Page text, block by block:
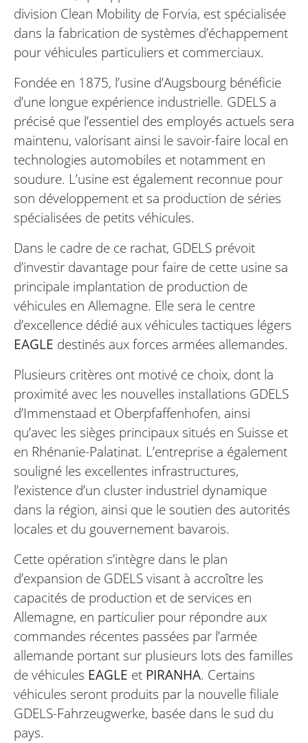
division Clean Mobility de Forvia, est spécialisée
dans la fabrication de systèmes d’échappement
pour véhicules particuliers et commerciaux.
Fondée en 1875, l’usine d’Augsbourg bénéficie
d’une longue expérience industrielle. GDELS a
précisé que l’essentiel des employés actuels sera
maintenu, valorisant ainsi le savoir-faire local en
technologies automobiles et notamment en
soudure. L’usine est également reconnue pour
son développement et sa production de séries
spécialisées de petits véhicules.
Dans le cadre de ce rachat, GDELS prévoit
d’investir davantage pour faire de cette usine sa
principale implantation de production de
véhicules en Allemagne. Elle sera le centre
d’excellence dédié aux véhicules tactiques légers
EAGLE destinés aux forces armées allemandes.
Plusieurs critères ont motivé ce choix, dont la
proximité avec les nouvelles installations GDELS
d’Immenstaad et Oberpfaffenhofen, ainsi
qu’avec les sièges principaux situés en Suisse et
en Rhénanie-Palatinat. L’entreprise a également
souligné les excellentes infrastructures,
l’existence d’un cluster industriel dynamique
dans la région, ainsi que le soutien des autorités
locales et du gouvernement bavarois.
Cette opération s’intègre dans le plan
d’expansion de GDELS visant à accroître les
capacités de production et de services en
Allemagne, en particulier pour répondre aux
commandes récentes passées par l’armée
allemande portant sur plusieurs lots des familles
de véhicules EAGLE et PIRANHA. Certains
véhicules seront produits par la nouvelle filiale
GDELS-Fahrzeugwerke, basée dans le sud du
pays.